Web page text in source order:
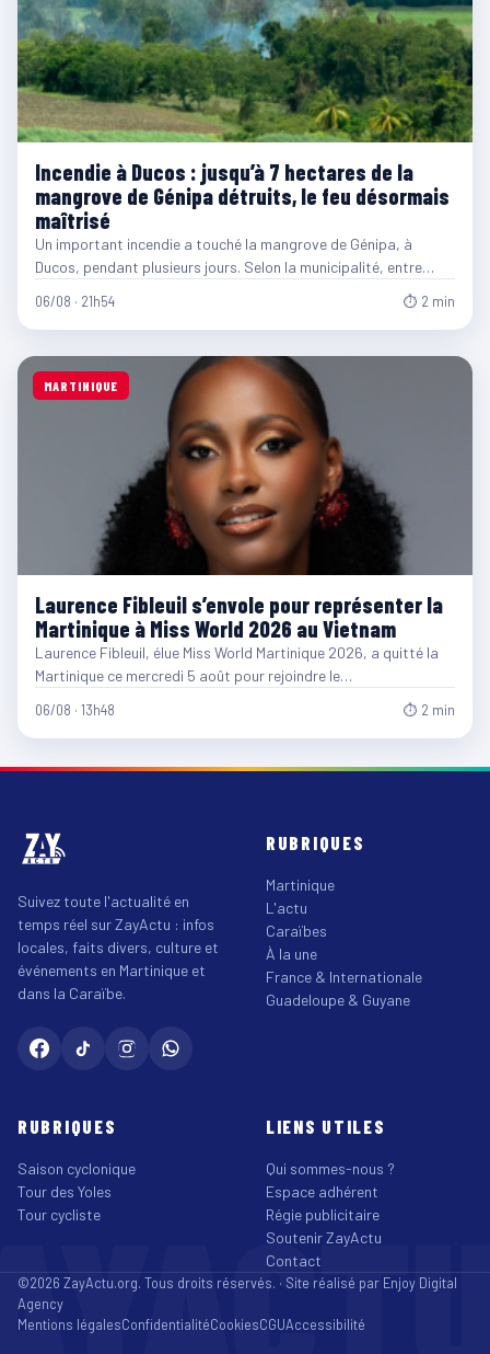
Incendie à Ducos : jusqu’à 7 hectares de la
mangrove de Génipa détruits, le feu désormais
maîtrisé
Un important incendie a touché la mangrove de Génipa, à
Ducos, pendant plusieurs jours. Selon la municipalité, entre…
06/08 · 21h54 ⏱ 2 min
MARTINIQUE
Laurence Fibleuil s’envole pour représenter la
Martinique à Miss World 2026 au Vietnam
Laurence Fibleuil, élue Miss World Martinique 2026, a quitté la
Martinique ce mercredi 5 août pour rejoindre le…
06/08 · 13h48 ⏱ 2 min
Suivez toute l'actualité en
temps réel sur ZayActu : infos
locales, faits divers, culture et
événements en Martinique et
dans la Caraïbe.
RUBRIQUES
Martinique
L'actu
Caraïbes
À la une
France & Internationale
Guadeloupe & Guyane
RUBRIQUES
Saison cyclonique
Tour des Yoles
Tour cycliste
LIENS UTILES
Qui sommes-nous ?
Espace adhérent
Régie publicitaire
Soutenir ZayActu
Contact
©2026 ZayActu.org. Tous droits réservés. · Site réalisé par Enjoy Digital
Agency
Mentions légalesConfidentialitéCookiesCGUAccessibilité